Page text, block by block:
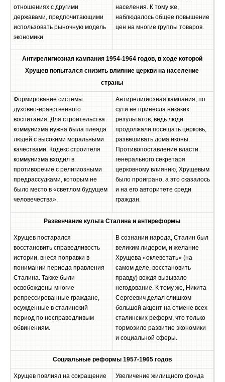
отношениях с другими
державами, предпочитающими
использовать рыночную модель
экономики
населения. К тому же,
наблюдалось общее повышение
цен на многие группы товаров.
Антирелигиозная кампания 1954-1964 годов, в ходе которой
Хрущев попытался снизить влияние церкви на население
страны
Формирование системы
духовно-нравственного
воспитания. Для строительства
коммунизма нужна была плеяда
людей с высокими моральными
качествами. Кодекс строителя
коммунизма входил в
противоречие с религиозными
предрассудками, которым не
было место в «светлом будущем
человечества».
Антирелигиозная кампания, по
сути не принесла никаких
результатов, ведь люди
продолжали посещать церковь,
развешивать дома иконы.
Противопоставление власти
генерального секретаря
церковному влиянию, Хрущевым
было проиграно, а это сказалось
и на его авторитете среди
граждан.
Развенчание культа Сталина и антиреформы
Хрущев постарался
восстановить справедливость
истории, внеся поправки в
понимании периода правления
Сталина. Также были
освобождены многие
репрессированные граждане,
осужденные в сталинский
период по несправедливым
обвинениям.
В сознании народа, Сталин был
великим лидером, и желание
Хрущева «оклеветать» (на
самом деле, восстановить
правду) вождя вызывало
негодование. К тому же, Никита
Сергеевич делал слишком
большой акцент на отмене всех
сталинских реформ, что только
тормозило развитие экономики
и социальной сферы.
Социальные реформы 1957-1965 годов
Хрущев повлиял на сокращение
Увеличение жилищного фонда